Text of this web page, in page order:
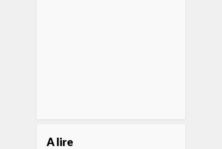
A lire